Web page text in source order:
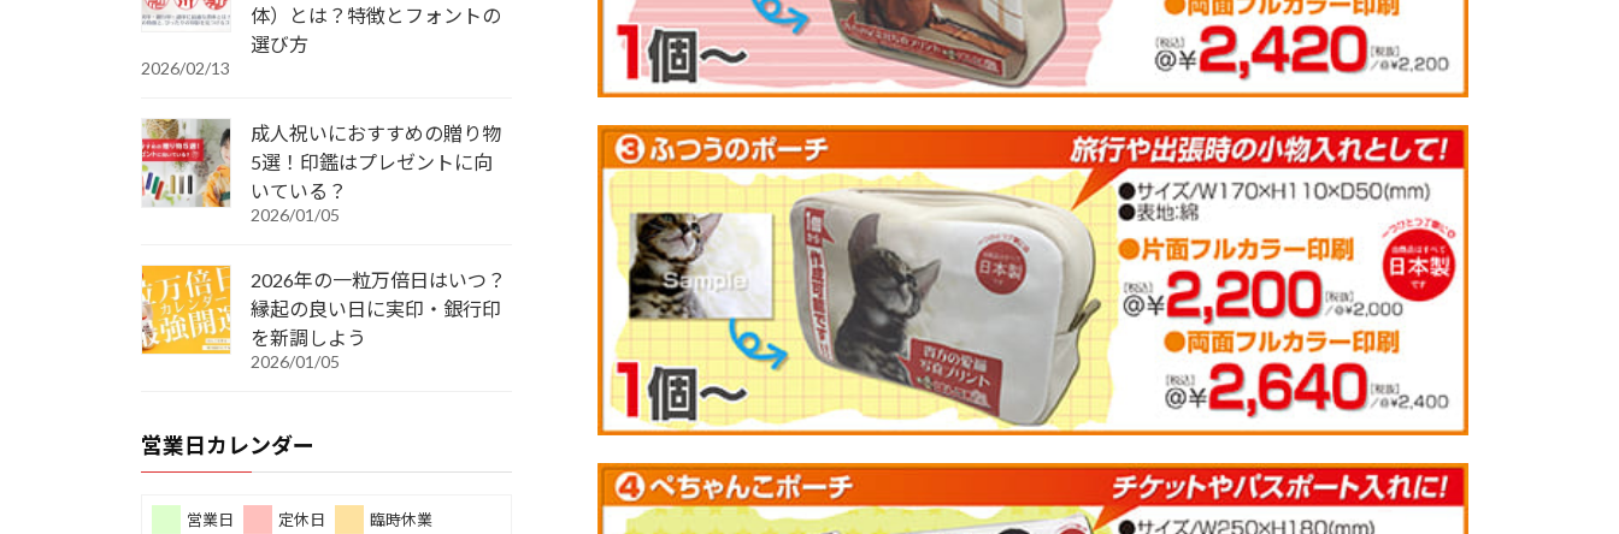
体）とは？特徴とフォントの
選び方
2026/02/13
成人祝いにおすすめの贈り物
5選！印鑑はプレゼントに向
いている？
2026/01/05
2026年の一粒万倍日はいつ？
縁起の良い日に実印・銀行印
を新調しよう
2026/01/05
営業日カレンダー
営業日 定休日 臨時休業